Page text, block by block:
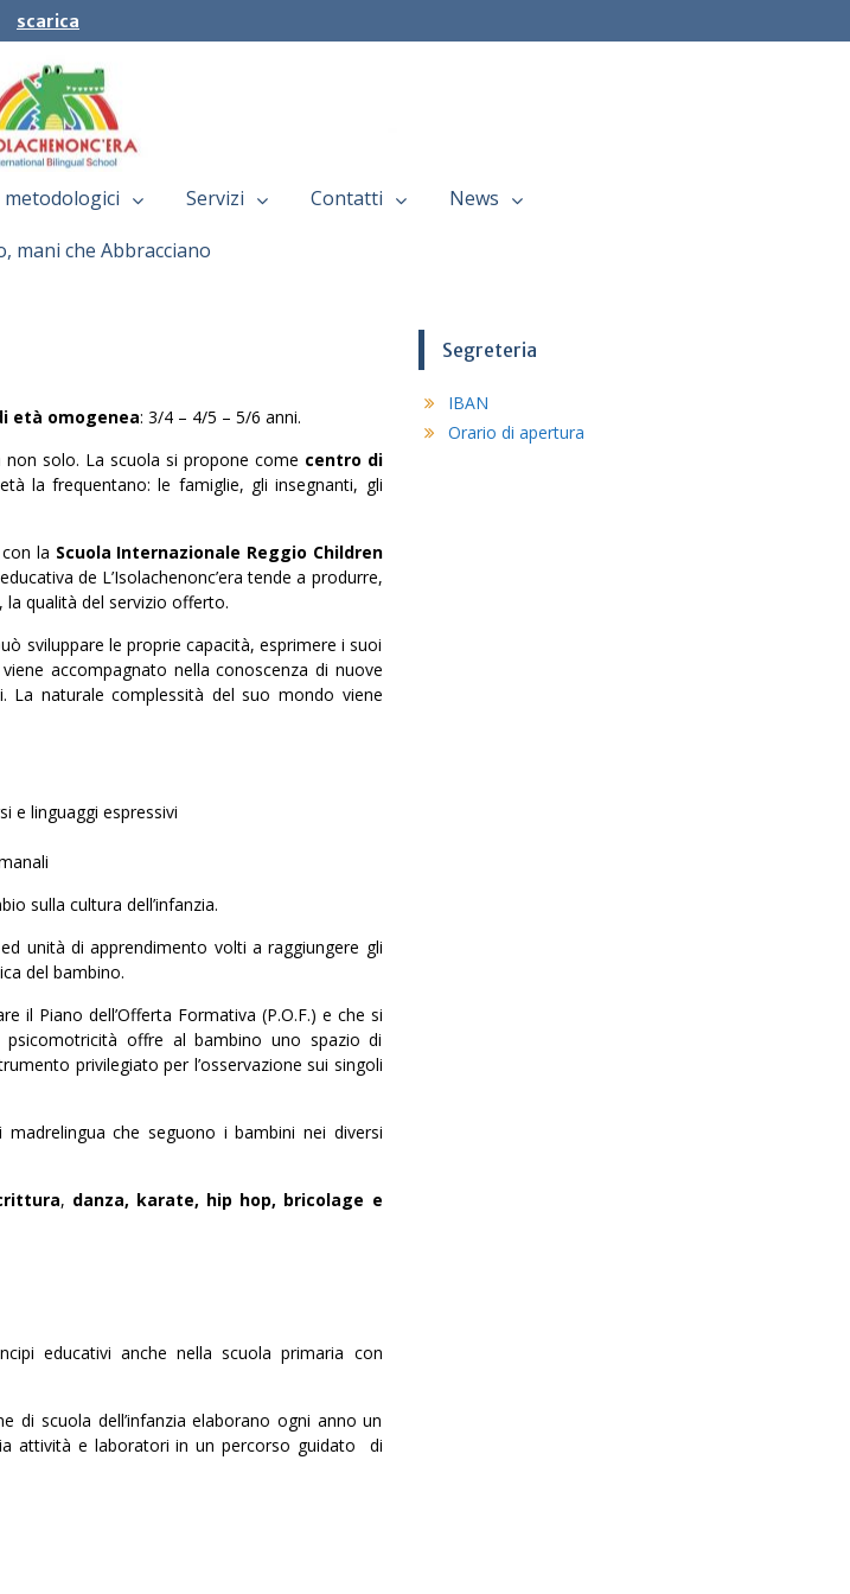
scarica
metodologici Servizi Contatti
News
mani che Abbracciano
età omogenea: 3/4 – 4/5 – 5/6 anni.
non solo. La scuola si propone come centro di
la frequentano: le famiglie, gli insegnanti, gli
la Scuola Internazionale Reggio Children
de L’Isolachenonc’era tende a produrre,
qualità del servizio offerto.
sviluppare le proprie capacità, esprimere i suoi
accompagnato nella conoscenza di nuove
La naturale complessità del suo mondo viene
e linguaggi espressivi
sulla cultura dell’infanzia.
unità di apprendimento volti a raggiungere gli
del bambino.
Piano dell’Offerta Formativa (P.O.F.) e che si
psicomotricità offre al bambino uno spazio di
privilegiato per l’osservazione sui singoli
madrelingua che seguono i bambini nei diversi
, danza, karate, hip hop, bricolage e
educativi anche nella scuola primaria con
di scuola dell’infanzia elaborano ogni anno un
attività e laboratori in un percorso guidato di
Segreteria
IBAN
Orario di apertura